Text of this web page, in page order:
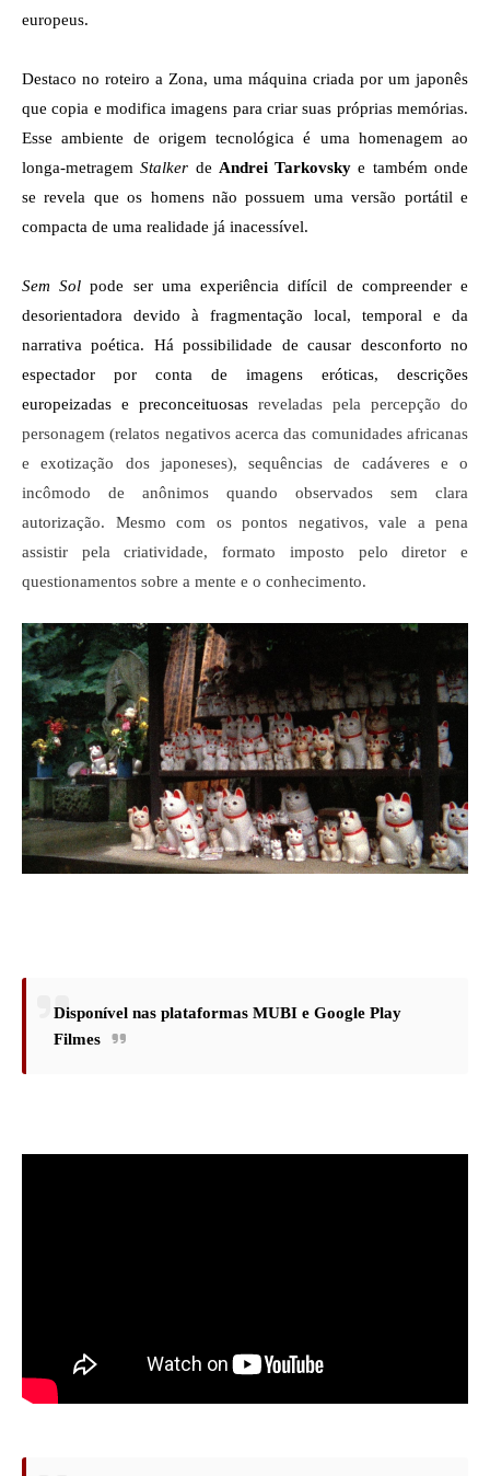
europeus.
Destaco no roteiro a Zona, uma máquina criada por um japonês
que copia e modifica imagens para criar suas próprias memórias.
Esse ambiente de origem tecnológica é uma homenagem ao
longa-metragem Stalker de Andrei Tarkovsky e também onde
se revela que os homens não possuem uma versão portátil e
compacta de uma realidade já inacessível.
Sem Sol pode ser uma experiência difícil de compreender e
desorientadora devido à fragmentação local, temporal e da
narrativa poética. Há possibilidade de causar desconforto no
espectador por conta de imagens eróticas, descrições
europeizadas e preconceituosas reveladas pela percepção do
personagem (relatos negativos acerca das comunidades africanas
e exotização dos japoneses), sequências de cadáveres e o
incômodo de anônimos quando observados sem clara
autorização. Mesmo com os pontos negativos, vale a pena
assistir pela criatividade, formato imposto pelo diretor e
questionamentos sobre a mente e o conhecimento.
Disponível nas plataformas MUBI e Google Play
Filmes